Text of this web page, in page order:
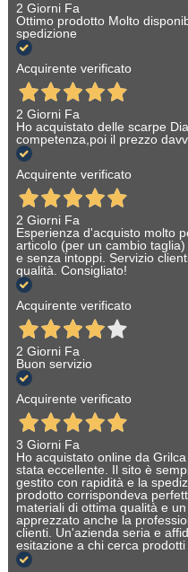
2 Giorni Fa
Ottimo prodotto Molto
spedizione
Acquirente verificato
2 Giorni Fa
Ho acquistato delle scarpe
competenza,poi il prezzo
Acquirente verificato
2 Giorni Fa
Esperienza d'acquisto molto
articolo (per un cambio
e senza intoppi. Servizio
qualità. Consigliato!
Acquirente verificato
2 Giorni Fa
Buon servizio
Acquirente verificato
3 Giorni Fa
Ho acquistato online da
stata eccellente. Il sito è
gestito con rapidità e la
prodotto corrispondeva
materiali di ottima qualità e
apprezzato anche la
clienti. Un'azienda seria e
esitazione a chi cerca